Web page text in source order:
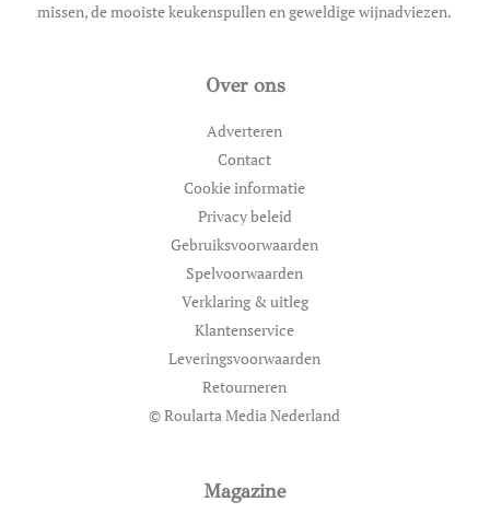
missen, de mooiste keukenspullen en geweldige wijnadviezen.
Over ons
Adverteren
Contact
Cookie informatie
Privacy beleid
Gebruiksvoorwaarden
Spelvoorwaarden
Verklaring & uitleg
Klantenservice
Leveringsvoorwaarden
Retourneren
© Roularta Media Nederland
Magazine